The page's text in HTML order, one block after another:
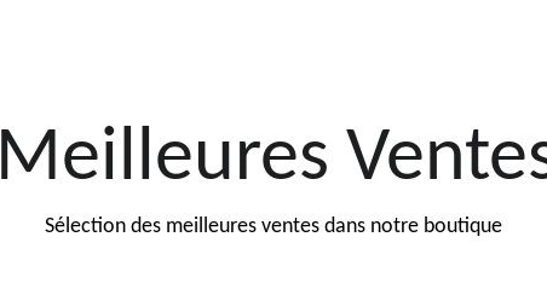
Meilleures
Sélection des meilleures ventes dans notre boutique